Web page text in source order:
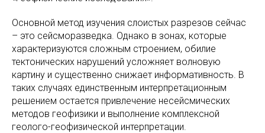
Основной метод изучения слоистых разрезов сейчас
– это сейсморазведка. Однако в зонах, которые
характеризуются сложным строением, обилие
тектонических нарушений усложняет волновую
картину и существенно снижает информативность. В
таких случаях единственным интерпретационным
решением остается привлечение несейсмических
методов геофизики и выполнение комплексной
геолого-геофизической интерпретации.